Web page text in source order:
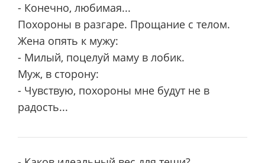
- Конечно, любимая...
Похороны в разгаре. Прощаниe с телом.
Жена опять к мужу:
- Милый, поцелуй маму в лобик.
Муж, в сторону:
- Чувствую, похороны мне будут не в
радость...